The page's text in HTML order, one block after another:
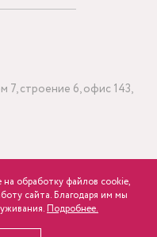
заказ ткани от 3 метров
7, строение 6, офис 143,
НОВОСТИ
на обработку файлов cookie,
сайта. Благодаря им мы
Подробнее.